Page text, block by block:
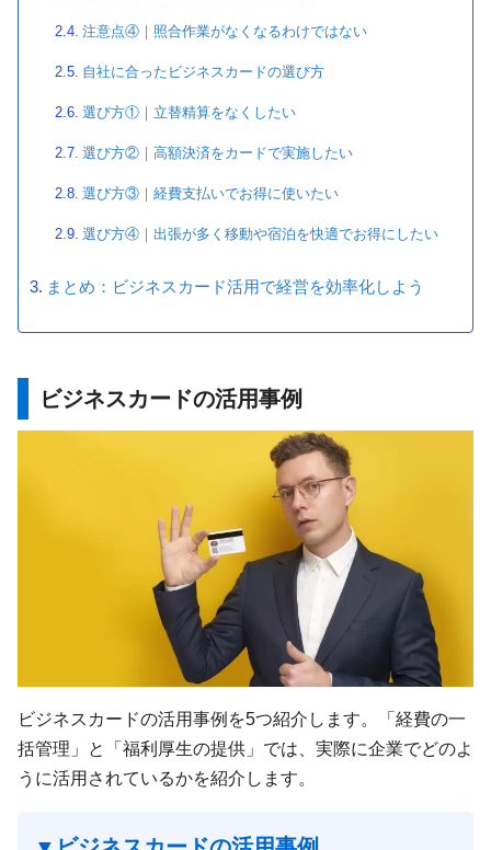
注意点④｜照合作業がなくなるわけではない
自社に合ったビジネスカードの選び方
選び方①｜立替精算をなくしたい
選び方②｜高額決済をカードで実施したい
選び方③｜経費支払いでお得に使いたい
選び方④｜出張が多く移動や宿泊を快適でお得にしたい
まとめ：ビジネスカード活用で経営を効率化しよう
ビジネスカードの活用事例
ビジネスカードの活用事例を5つ紹介します。「経費の一
括管理」と「福利厚生の提供」では、実際に企業でどのよ
うに活用されているかを紹介します。